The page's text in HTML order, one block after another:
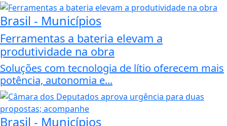
Brasil - Municípios
Ferramentas a bateria elevam a
produtividade na obra
Soluções com tecnologia de lítio oferecem mais
potência, autonomia e...
Brasil - Municípios